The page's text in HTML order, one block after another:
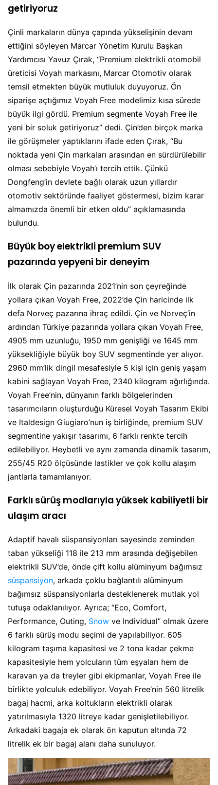
getiriyoruz
Çinli markaların dünya çapında yükselişinin devam
ettiğini söyleyen Marcar Yönetim Kurulu Başkan
Yardımcısı Yavuz Çırak, “Premium elektrikli otomobil
üreticisi Voyah markasını, Marcar Otomotiv olarak
temsil etmekten büyük mutluluk duyuyoruz. Ön
siparişe açtığımız Voyah Free modelimiz kısa sürede
büyük ilgi gördü. Premium segmente Voyah Free ile
yeni bir soluk getiriyoruz” dedi. Çin’den birçok marka
ile görüşmeler yaptıklarını ifade eden Çırak, “Bu
noktada yeni Çin markaları arasından en sürdürülebilir
olması sebebiyle Voyah’ı tercih ettik. Çünkü
Dongfeng’in devlete bağlı olarak uzun yıllardır
otomotiv sektöründe faaliyet göstermesi, bizim karar
almamızda önemli bir etken oldu” açıklamasında
bulundu.
Büyük boy elektrikli premium SUV
pazarında yepyeni bir deneyim
İlk olarak Çin pazarında 2021’nin son çeyreğinde
yollara çıkan Voyah Free, 2022’de Çin haricinde ilk
defa Norveç pazarına ihraç edildi. Çin ve Norveç’in
ardından Türkiye pazarında yollara çıkan Voyah Free,
4905 mm uzunluğu, 1950 mm genişliği ve 1645 mm
yüksekliğiyle büyük boy SUV segmentinde yer alıyor.
2960 mm’lik dingil mesafesiyle 5 kişi için geniş yaşam
kabini sağlayan Voyah Free, 2340 kilogram ağırlığında.
Voyah Free’nin, dünyanın farklı bölgelerinden
tasarımcıların oluşturduğu Küresel Voyah Tasarım Ekibi
ve Italdesign Giugiaro’nun iş birliğinde, premium SUV
segmentine yakışır tasarımı, 6 farklı renkte tercih
edilebiliyor. Heybetli ve aynı zamanda dinamik tasarım,
255/45 R20 ölçüsünde lastikler ve çok kollu alaşım
jantlarla tamamlanıyor.
Farklı sürüş modlarıyla yüksek kabiliyetli bir
ulaşım aracı
Adaptif havalı süspansiyonları sayesinde zeminden
taban yükseliği 118 ile 213 mm arasında değişebilen
elektrikli SUV’de, önde çift kollu alüminyum bağımsız
süspansiyon, arkada çoklu bağlantılı alüminyum
bağımsız süspansiyonlarla desteklenerek mutlak yol
tutuşa odaklanılıyor. Ayrıca; “Eco, Comfort,
Performance, Outing, Snow ve Individual” olmak üzere
6 farklı sürüş modu seçimi de yapılabiliyor. 605
kilogram taşıma kapasitesi ve 2 tona kadar çekme
kapasitesiyle hem yolcuların tüm eşyaları hem de
karavan ya da treyler gibi ekipmanlar, Voyah Free ile
birlikte yolculuk edebiliyor. Voyah Free’nin 560 litrelik
bagaj hacmi, arka koltukların elektrikli olarak
yatırılmasıyla 1320 litreye kadar genişletilebiliyor.
Arkadaki bagaja ek olarak ön kaputun altında 72
litrelik ek bir bagaj alanı daha sunuluyor.